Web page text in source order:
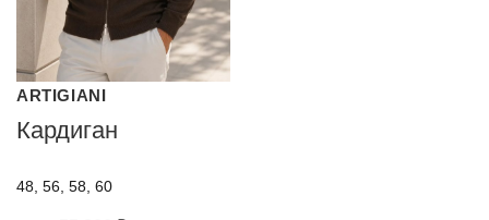
ARTIGIANI
Кардиган
48, 56, 58, 60